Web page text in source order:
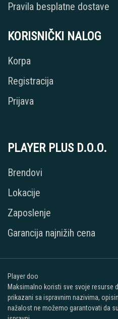
Pravila besplatne dostave
KORISNIČKI NALOG
Korpa
Registracija
Prijava
PLAYER PLUS D.O.O.
Brendovi
Lokacije
Zaposlenje
Garancija najnižih cena
Player doo
Maksimalno koristi sve svoje resurse
prikazani sa ispravnim nazivima,
nažalost ne možemo garantovati da